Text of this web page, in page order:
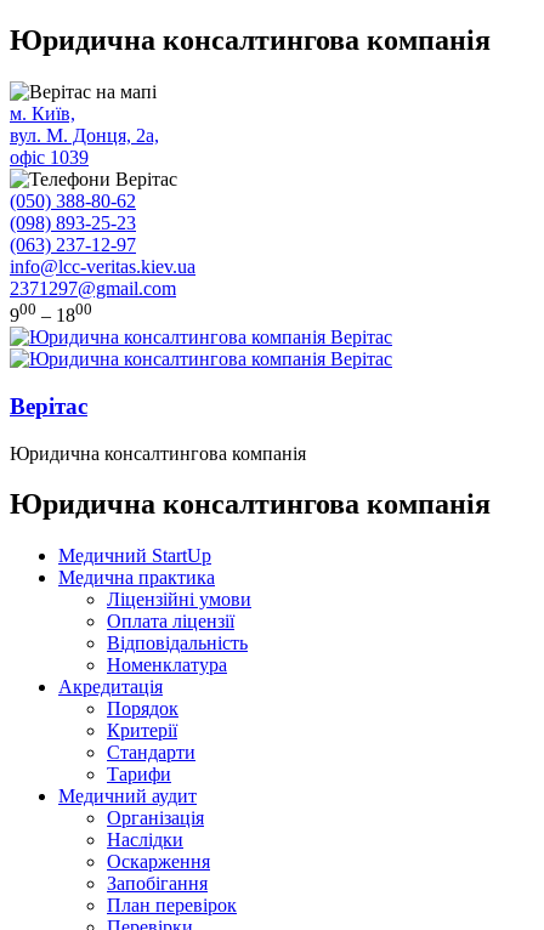
Юридична консалтингова компанія
м. Київ,
вул. М. Донця, 2а,
офіс 1039
(050) 388-80-62
(098) 893-25-23
(063) 237-12-97
info@lcc-veritas.kiev.ua
2371297@gmail.com
900 – 1800
Верітас
Юридична консалтингова компанія
Юридична консалтингова компанія
Медичний StartUp
Медична практика
Ліцензійні умови
Оплата ліцензії
Відповідальність
Номенклатура
Акредитація
Порядок
Критерії
Стандарти
Тарифи
Медичний аудит
Організація
Наслідки
Оскарження
Запобігання
План перевірок